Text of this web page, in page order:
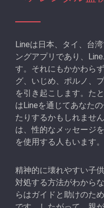
Lineは日本、タイ、台
ングアプリであり、
す。それにもかかわら
グ、いじめ、ポルノ、
を引き起こします。た
はLineを通じてあなた
たりするかもしれませ
は、性的なメッセージ
を使用する人もいます。
精神的に壊れやすい子
対処する方法がわから
らはガイドと助けのた